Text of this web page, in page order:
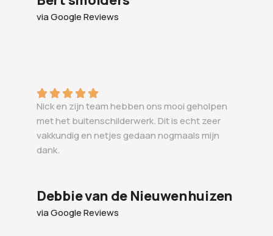
via Google Reviews
Nick en zijn team hebben ons mooi geholpen
met het buitenschilderwerk. Dit is echt zeer
vakkundig en netjes gedaan nogmaals mijn
dank.
Debbie van de Nieuwenhuizen
via Google Reviews